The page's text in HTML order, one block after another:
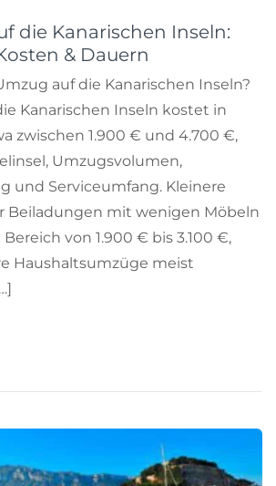
die Kanarischen Inseln:
& Dauern
auf die Kanarischen Inseln?
Kanarischen Inseln kostet in
zwischen 1.900 € und 4.700 €,
Umzugsvolumen,
und Serviceumfang. Kleinere
Beiladungen mit wenigen Möbeln
von 1.900 € bis 3.100 €,
Haushaltsumzüge meist